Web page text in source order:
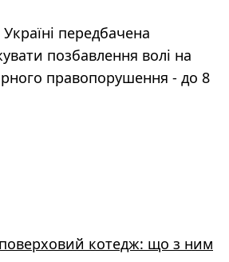
передбачена
позбавлення волі на
правопорушення - до 8
котедж: що з ним